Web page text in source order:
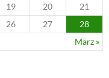
März »
19 20
21
26 27 28